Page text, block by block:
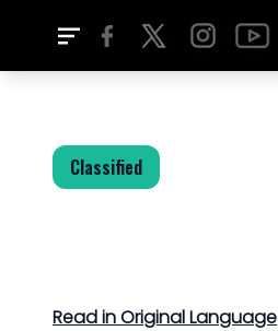
Classified
Read in Original Language